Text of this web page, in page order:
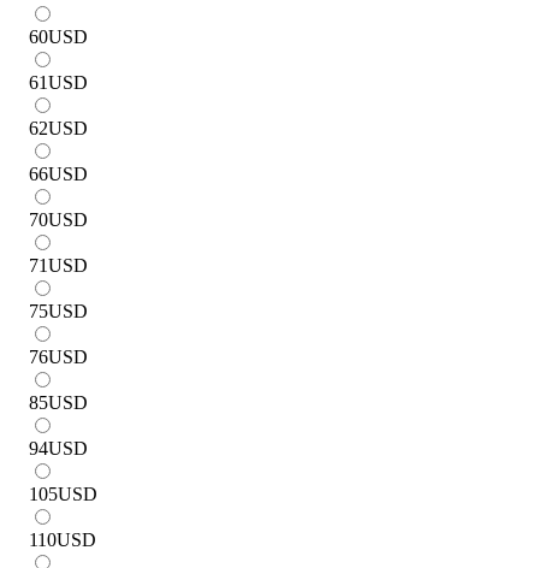
60USD
61USD
62USD
66USD
70USD
71USD
75USD
76USD
85USD
94USD
105USD
110USD